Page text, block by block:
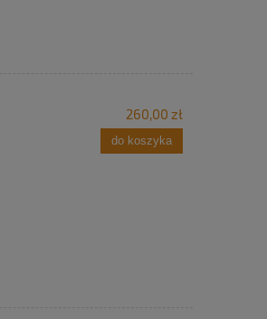
260,00 zł
do koszyka